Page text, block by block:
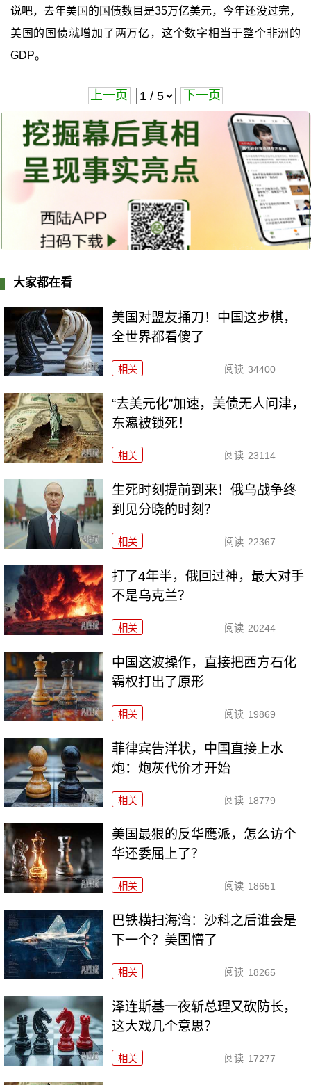
说吧，去年美国的国债数目是35万亿美元，今年还没过完，
美国的国债就增加了两万亿，这个数字相当于整个非洲的
GDP。
上一页 下一页
大家都在看
美国对盟友捅刀！中国这步棋，
全世界都看傻了
相关 阅读 34400
“去美元化”加速，美债无人问津，
东瀛被锁死！
相关 阅读 23114
生死时刻提前到来！俄乌战争终
到见分晓的时刻？
相关 阅读 22367
打了4年半，俄回过神，最大对手
不是乌克兰？
相关 阅读 20244
中国这波操作，直接把西方石化
霸权打出了原形
相关 阅读 19869
菲律宾告洋状，中国直接上水
炮：炮灰代价才开始
相关 阅读 18779
美国最狠的反华鹰派，怎么访个
华还委屈上了？
相关 阅读 18651
巴铁横扫海湾：沙科之后谁会是
下一个？美国懵了
相关 阅读 18265
泽连斯基一夜斩总理又砍防长，
这大戏几个意思？
相关 阅读 17277